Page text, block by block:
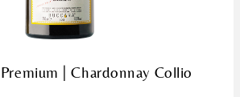
| Chardonnay Collio